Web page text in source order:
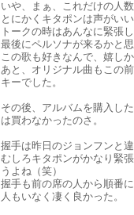
いや、まぁ、これだけの人
とにかくキタポンは声がい
トークの時はあんなに緊張
最後にペルソナが来るかと
この歌も好きなんで、嬉し
あと、オリジナル曲もこの
キーでした。
その後、アルバムを購入し
は買わなかったのさ。
握手は昨日のジョンフンと
むしろキタポンがかなり緊
うよね（笑）
握手も前の席の人から順番
人もいなく凄く良かった。